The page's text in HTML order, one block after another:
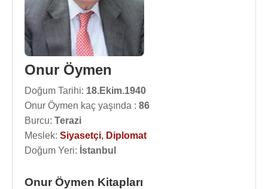
Onur Öymen
Doğum Tarihi: 18.Ekim.1940
Onur Öymen kaç yaşında : 86
Burcu: Terazi
Meslek: Siyasetçi, Diplomat
Doğum Yeri: İstanbul
Onur Öymen Kitapları